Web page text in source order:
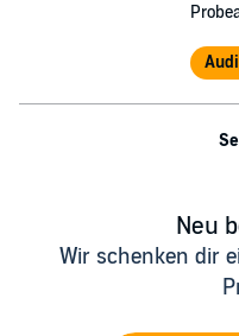
Neu
Wir schenken dir